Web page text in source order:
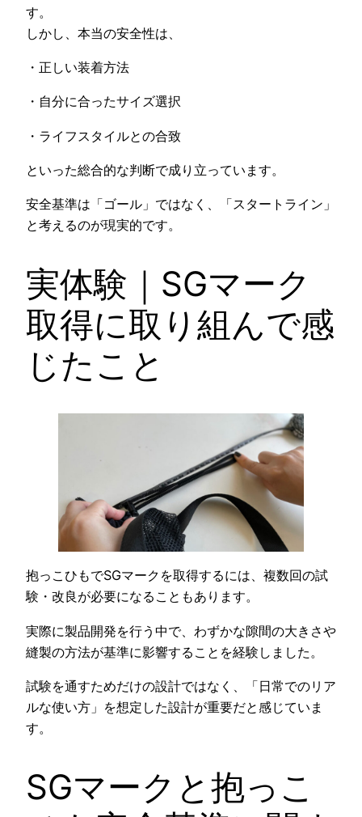
す。
しかし、本当の安全性は、
・正しい装着方法
・自分に合ったサイズ選択
・ライフスタイルとの合致
といった総合的な判断で成り立っています。
安全基準は「ゴール」ではなく、「スタートライン」
と考えるのが現実的です。
実体験｜SGマーク
取得に取り組んで感
じたこと
抱っこひもでSGマークを取得するには、複数回の試
験・改良が必要になることもあります。
実際に製品開発を行う中で、わずかな隙間の大きさや
縫製の方法が基準に影響することを経験しました。
試験を通すためだけの設計ではなく、「日常でのリア
ルな使い方」を想定した設計が重要だと感じていま
す。
SGマークと抱っこ